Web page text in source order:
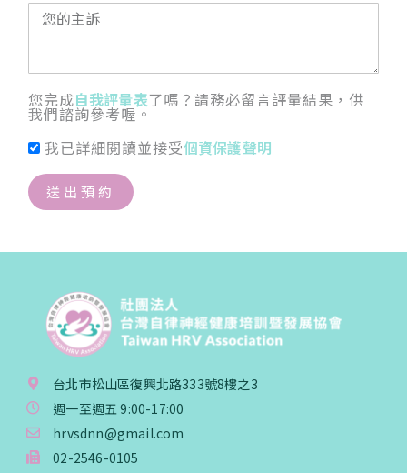
您完成自我評量表了嗎？請務必留言評量結果，供
我們諮詢參考喔。
我已詳細閱讀並接受個資保護聲明
送出預約
台北市松山區復興北路333號8樓之3
週一至週五 9:00-17:00
hrvsdnn@gmail.com
02-2546-0105